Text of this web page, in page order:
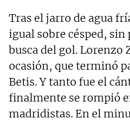
Tras el jarro de agua
igual sobre césped, sin
busca del gol. Lorenzo
ocasión, que terminó
Betis. Y tanto fue el
finalmente se rompió
madridistas. En el